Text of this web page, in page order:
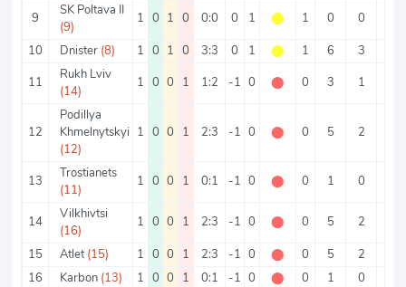
9
SK Poltava II
(9)
1 0 1 0 0:0 0 1 ⬤ 1 0 0
10
Dnister (8) 1 0 1 0 3:3 0 1 ⬤ 1 6 3
11
Rukh Lviv
(14)
1 0 0 1 1:2 -1 0 ⬤ 0 3 1
12
Podillya
Khmelnytskyi
(12)
1 0 0 1 2:3 -1 0 ⬤ 0 5 2
13
Trostianets
(11)
1 0 0 1 0:1 -1 0 ⬤ 0 1 0
14
Vilkhivtsi
(16)
1 0 0 1 2:3 -1 0 ⬤ 0 5 2
15
Atlet (15) 1 0 0 1 2:3 -1 0 ⬤ 0 5 2
16
Karbon (13) 1 0 0 1 0:1 -1 0 ⬤ 0 1 0